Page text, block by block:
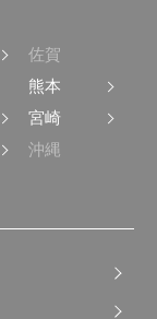
佐賀
熊本
宮崎
沖縄